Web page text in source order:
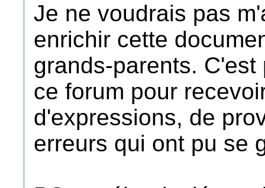
Je ne voudrais pas
enrichir cette
grands-parents.
ce forum pour
d'expressions, de
erreurs qui ont pu se